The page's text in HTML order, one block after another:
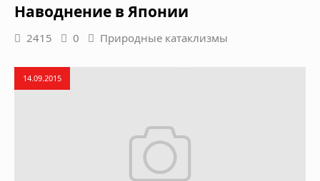
Наводнение в Японии
2415 0 Природные катаклизмы
14.09.2015